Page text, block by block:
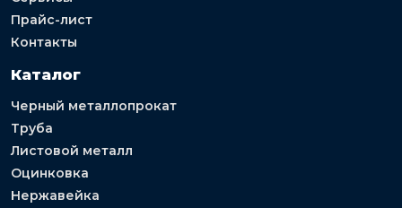
Прайс-лист
Контакты
Каталог
Черный металлопрокат
Труба
Листовой металл
Оцинковка
Нержавейка